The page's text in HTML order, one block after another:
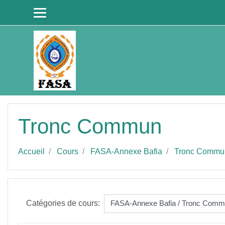
Tronc Commun
Accueil Cours FASA-Annexe Bafia Tronc
Catégories de cours: